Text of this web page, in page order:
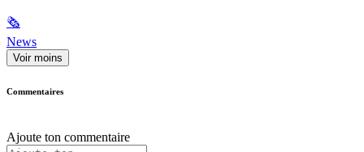
🗞
News
Voir moins
Commentaires
Ajoute ton commentaire